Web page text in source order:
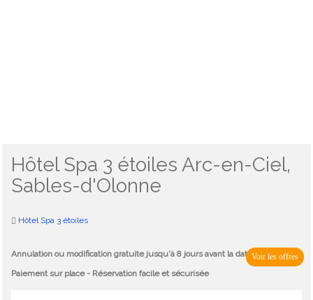
Voir les offres
Hôtel Spa 3 étoiles Arc-en-Ciel,
Sables-d'Olonne
Hôtel Spa 3 étoiles
Annulation ou modification gratuite jusqu'à 8 jours avant la date d'arrivée -
Paiement sur place - Réservation facile et sécurisée